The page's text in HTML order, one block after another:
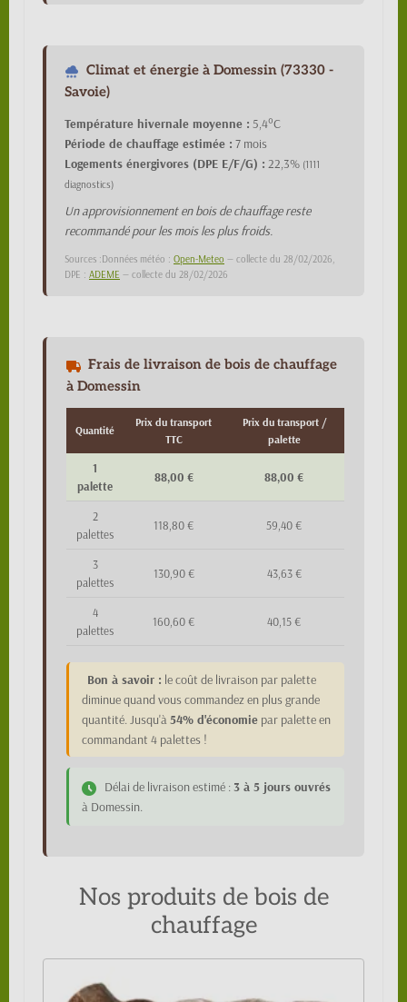
Climat et énergie à Domessin (73330 -
Savoie)
Température hivernale moyenne : 5,4°C
Période de chauffage estimée : 7 mois
Logements énergivores (DPE E/F/G) : 22,3% (1111
diagnostics)
Un approvisionnement en bois de chauffage reste
recommandé pour les mois les plus froids.
Sources :Données météo : Open-Meteo — collecte du 28/02/2026,
DPE : ADEME — collecte du 28/02/2026
Frais de livraison de bois de chauffage
à Domessin
Quantité
Prix du transport
TTC
Prix du transport /
palette
1
palette
88,00 € 88,00 €
2
palettes
118,80 € 59,40 €
3
palettes
130,90 € 43,63 €
4
palettes
160,60 € 40,15 €
Bon à savoir : le coût de livraison par palette
diminue quand vous commandez en plus grande
quantité. Jusqu'à54% d'économie par palette en
commandant 4 palettes !
Délai de livraison estimé : 3 à 5 jours ouvrés
à Domessin.
Nos produits de bois de
chauffage